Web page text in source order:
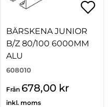
BÄRSKENA JUNIOR
B/Z 80/100 6000MM
ALU
608010
Från 678,00 kr
inkl. moms